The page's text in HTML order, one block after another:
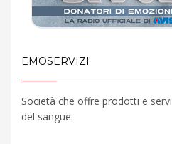
EMOSERVIZI
Società che offre prodotti e
del sangue.